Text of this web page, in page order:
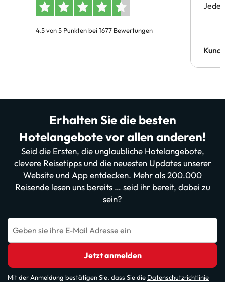
4.5 von 5 Punkten bei 1677 Bewertungen
Erhalten Sie die besten
Hotelangebote vor allen anderen!
Seid die Ersten, die unglaubliche Hotelangebote,
clevere Reisetipps und die neuesten Updates unserer
Website und App entdecken. Mehr als 200.000
Reisende lesen uns bereits … seid ihr bereit, dabei zu
sein?
Geben sie ihre E-Mail Adresse ein
Jetzt anmelden
Mit der Anmeldung bestätigen Sie, dass Sie die Datenschutzrichtlinie